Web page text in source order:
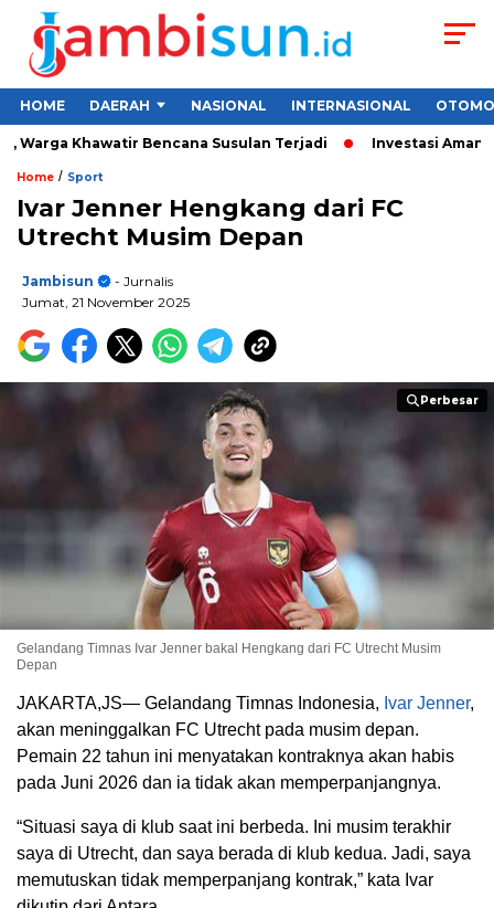
HOME DAERAH NASIONAL INTERNASIONAL
Khawatir Bencana Susulan Terjadi Investasi Aman
Home / Sport
Ivar Jenner Hengkang dari FC
Utrecht Musim Depan
Jambisun
- Jurnalis
Jumat, 21 November 2025
Perbesar
Perbesar
Gelandang Timnas Ivar Jenner bakal Hengkang dari FC Utrecht Musim
Depan
JAKARTA,JS— Gelandang Timnas Indonesia, Ivar Jenner,
akan meninggalkan FC Utrecht pada musim depan.
Pemain 22 tahun ini menyatakan kontraknya akan habis
pada Juni 2026 dan ia tidak akan memperpanjangnya.
“Situasi saya di klub saat ini berbeda. Ini musim terakhir
saya di Utrecht, dan saya berada di klub kedua. Jadi, saya
memutuskan tidak memperpanjang kontrak,” kata Ivar